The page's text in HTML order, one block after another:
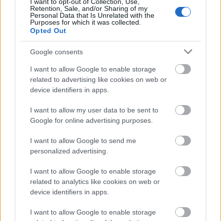
Retention, Sale, and/or Sharing of my
Personal Data that Is Unrelated with the
Purposes for which it was collected.
Opted Out
Google consents
I want to allow Google to enable storage
related to advertising like cookies on web or
device identifiers in apps.
I want to allow my user data to be sent to
Google for online advertising purposes.
I want to allow Google to send me
personalized advertising.
I want to allow Google to enable storage
related to analytics like cookies on web or
device identifiers in apps.
I want to allow Google to enable storage
acel
17 éve
@mind2:
Mint írtam mindenütt ilyen oszlopok vannak.
@Roxvox:
Az oszlop an EON-é szerintem. A javításért ő fizet,
jobbanmondva a biztosítoja. Az persze nem fizet,
mert hogy vis major, de gondolom az eon be tudja
bizonyítani hogy itt a tél nem nem vis major.
mind2 (törölt)
17 éve